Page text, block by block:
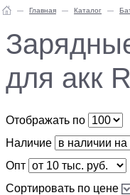
Главная Каталог
для акк
Отображать по
Наличие
Опт
Сортировать по цене